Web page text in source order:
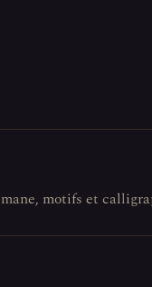
motifs et